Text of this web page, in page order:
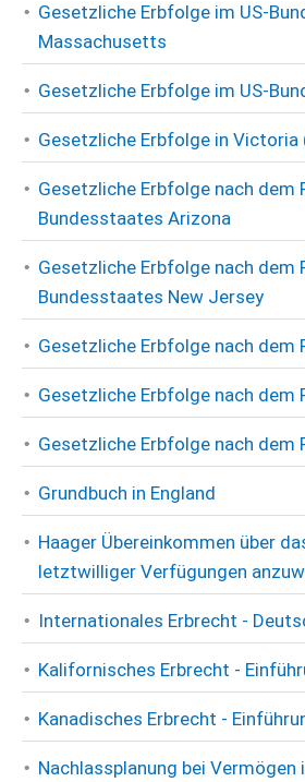
Gesetzliche Erbfolge im US-
Massachusetts
Gesetzliche Erbfolge im US-
Gesetzliche Erbfolge in Victoria
Gesetzliche Erbfolge nach dem
Bundesstaates Arizona
Gesetzliche Erbfolge nach dem
Bundesstaates New Jersey
Gesetzliche Erbfolge nach dem
Gesetzliche Erbfolge nach dem
Gesetzliche Erbfolge nach dem
Grundbuch in England
Haager Übereinkommen über
letztwilliger Verfügungen
Internationales Erbrecht -
Kalifornisches Erbrecht -
Kanadisches Erbrecht -
Nachlassplanung bei Vermögen